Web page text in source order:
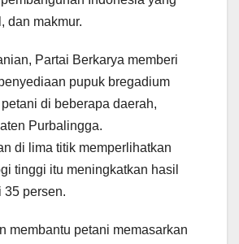
dan makmur.
Partai Berkarya memberi
pupuk bregadium
di beberapa daerah,
Purbalingga.
di lima titik memperlihatkan
tinggi itu meningkatkan hasil
35 persen.
membantu petani memasarkan